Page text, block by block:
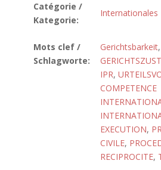
Catégorie /
Kategorie:
Internationales
Mots clef /
Schlagworte:
Gerichtsbarkeit,
IPR,
COMPETENCE
EXECUTION,
CIVILE,
RECIPROCITE,